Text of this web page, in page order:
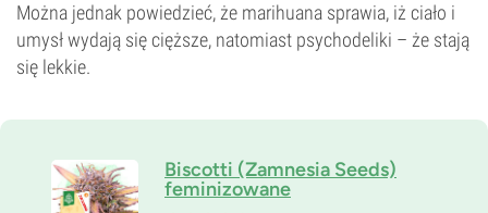
Można jednak powiedzieć, że marihuana sprawia, iż ciało i
umysł wydają się cięższe, natomiast psychodeliki – że stają
się lekkie.
Biscotti (Zamnesia Seeds)
feminizowane